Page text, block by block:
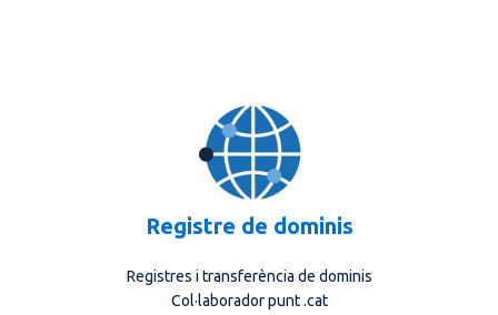
Registre de dominis
Registres i transferència de dominis
Col·laborador punt .cat